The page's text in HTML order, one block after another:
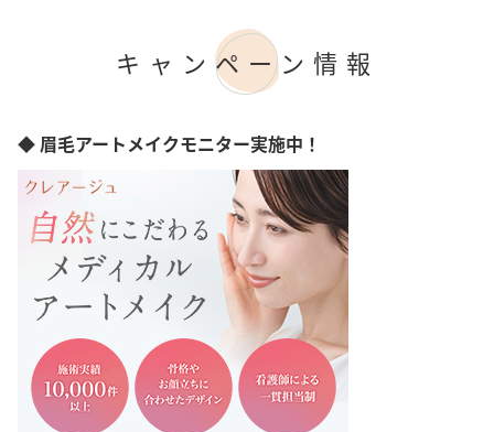
群馬県
千葉県
東京都
神奈川県
石川県
福井県
山梨県
長野県
岐阜県
静岡県
アートメイク
キャンペーン情報
◆ 眉毛アートメイクモニター実施中！